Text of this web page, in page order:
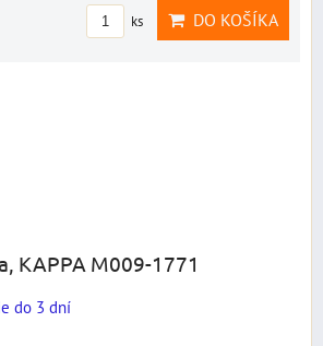
ks DO KOŠÍKA
KAPPA M009-1771
do 3 dní